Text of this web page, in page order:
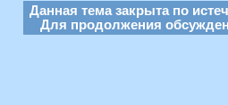
Данная тема закрыта по
Для продолжения